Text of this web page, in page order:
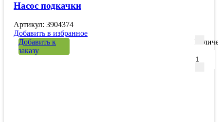
Насос подкачки
Артикул: 3904374
Добавить в избранное
Добавить к
заказу